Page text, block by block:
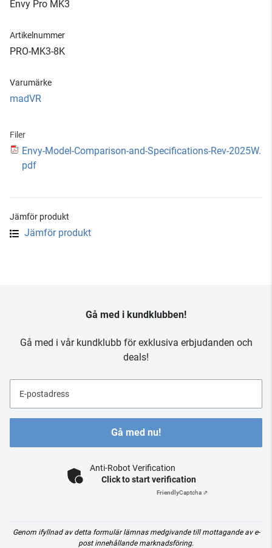
Envy Pro MK3
Artikelnummer
PRO-MK3-8K
Varumärke
madVR
Filer
Envy-Model-Comparison-and-Specifications-Rev-2025W.
pdf
Jämför produkt
Jämför produkt
Gå med i kundklubben!
Gå med i vår kundklubb för exklusiva erbjudanden och
deals!
E-postadress
Gå med nu!
Anti-Robot Verification
Click to start verification
FriendlyCaptcha ⇗
Genom ifyllnad av detta formulär lämnas medgivande till mottagande av e-
post innehållande marknadsföring.